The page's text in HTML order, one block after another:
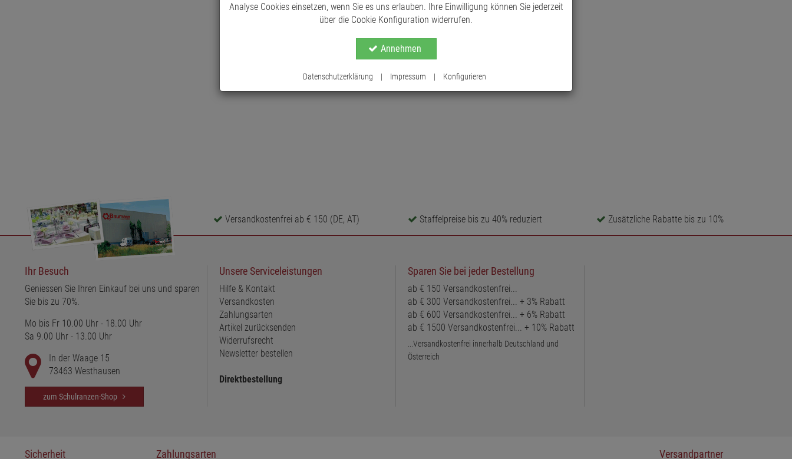
Versandkostenfrei ab € 150 (DE, AT) Staffelpreise bis zu 40% reduziert Zusätzliche Rabatte bis zu 10%
Ihr Besuch
Geniessen Sie Ihren Einkauf bei uns und sparen
Sie bis zu 70%.
Mo bis Fr 10.00 Uhr - 18.00 Uhr
Sa 9.00 Uhr - 13.00 Uhr
In der Waage 15
73463 Westhausen
zum Schulranzen-Shop
Unsere Serviceleistungen
Hilfe & Kontakt
Versandkosten
Zahlungsarten
Artikel zurücksenden
Widerrufsrecht
Newsletter bestellen
Direktbestellung
Sparen Sie bei jeder Bestellung
ab € 150 Versandkostenfrei...
ab € 300 Versandkostenfrei... + 3% Rabatt
ab € 600 Versandkostenfrei... + 6% Rabatt
ab € 1500 Versandkostenfrei... + 10% Rabatt
...Versandkostenfrei innerhalb Deutschland und
Österreich
Sicherheit Zahlungsarten Versandpartner
Analyse Cookies einsetzen, wenn Sie es uns erlauben. Ihre Einwilligung können Sie jederzeit
über die Cookie Konfiguration widerrufen.
Annehmen
Datenschutzerklärung | Impressum | Konfigurieren